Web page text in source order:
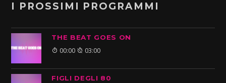
I PROSSIMI PROGRAMMI
THE BEAT GOES ON
00:00 03:00
FIGLI DEGLI 80